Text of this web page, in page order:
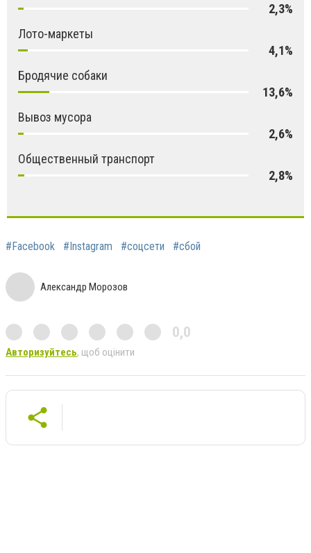
2,3%
Лото-маркеты
4,1%
Бродячие собаки
13,6%
Вывоз мусора
2,6%
Общественный транспорт
2,8%
#Facebook #Instagram #соцсети #сбой
Александр Морозов
0,0
Авторизуйтесь, щоб оцінити